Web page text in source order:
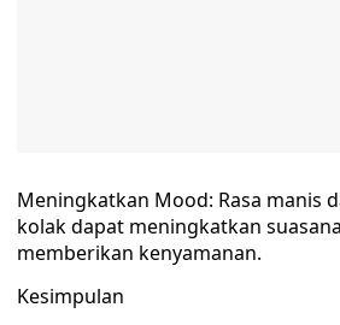
Meningkatkan Mood: Rasa manis
kolak dapat meningkatkan
memberikan kenyamanan.
Kesimpulan